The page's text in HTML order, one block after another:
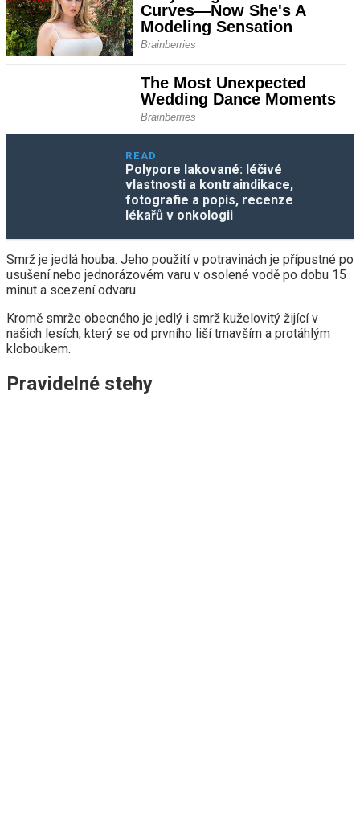
READ
Polypore lakované: léčivé
vlastnosti a kontraindikace,
fotografie a popis, recenze
lékařů v onkologii
Smrž je jedlá houba. Jeho použití v potravinách je přípustné po
usušení nebo jednorázovém varu v osolené vodě po dobu 15
minut a scezení odvaru.
Kromě smrže obecného je jedlý i smrž kuželovitý žijící v
našich lesích, který se od prvního liší tmavším a protáhlým
kloboukem.
Pravidelné stehy